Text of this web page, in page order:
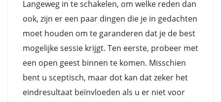
Langeweg in te schakelen, om welke reden dan
ook, zijn er een paar dingen die je in gedachten
moet houden om te garanderen dat je de best
mogelijke sessie krijgt. Ten eerste, probeer met
een open geest binnen te komen. Misschien
bent u sceptisch, maar dot kan dat zeker het
eindresultaat beïnvloeden als u er niet voor